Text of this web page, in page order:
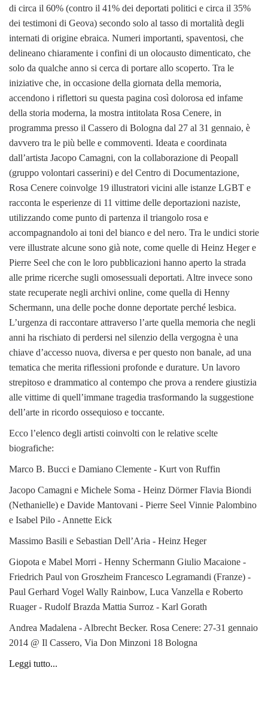
di circa il 60% (contro il 41% dei deportati politici e circa il 35%
dei testimoni di Geova) secondo solo al tasso di mortalità degli
internati di origine ebraica. Numeri importanti, spaventosi, che
delineano chiaramente i confini di un olocausto dimenticato, che
solo da qualche anno si cerca di portare allo scoperto. Tra le
iniziative che, in occasione della giornata della memoria,
accendono i riflettori su questa pagina così dolorosa ed infame
della storia moderna, la mostra intitolata Rosa Cenere, in
programma presso il Cassero di Bologna dal 27 al 31 gennaio, è
davvero tra le più belle e commoventi. Ideata e coordinata
dall’artista Jacopo Camagni, con la collaborazione di Peopall
(gruppo volontari casserini) e del Centro di Documentazione,
Rosa Cenere coinvolge 19 illustratori vicini alle istanze LGBT e
racconta le esperienze di 11 vittime delle deportazioni naziste,
utilizzando come punto di partenza il triangolo rosa e
accompagnandolo ai toni del bianco e del nero. Tra le undici storie
vere illustrate alcune sono già note, come quelle di Heinz Heger e
Pierre Seel che con le loro pubblicazioni hanno aperto la strada
alle prime ricerche sugli omosessuali deportati. Altre invece sono
state recuperate negli archivi online, come quella di Henny
Schermann, una delle poche donne deportate perché lesbica.
L’urgenza di raccontare attraverso l’arte quella memoria che negli
anni ha rischiato di perdersi nel silenzio della vergogna è una
chiave d’accesso nuova, diversa e per questo non banale, ad una
tematica che merita riflessioni profonde e durature. Un lavoro
strepitoso e drammatico al contempo che prova a rendere giustizia
alle vittime di quell’immane tragedia trasformando la suggestione
dell’arte in ricordo ossequioso e toccante.
Ecco l’elenco degli artisti coinvolti con le relative scelte
biografiche:
Marco B. Bucci e Damiano Clemente - Kurt von Ruffin
Jacopo Camagni e Michele Soma - Heinz Dörmer Flavia Biondi
(Nethanielle) e Davide Mantovani - Pierre Seel Vinnie Palombino
e Isabel Pilo - Annette Eick
Massimo Basili e Sebastian Dell’Aria - Heinz Heger
Giopota e Mabel Morri - Henny Schermann Giulio Macaione -
Friedrich Paul von Groszheim Francesco Legramandi (Franze) -
Paul Gerhard Vogel Wally Rainbow, Luca Vanzella e Roberto
Ruager - Rudolf Brazda Mattia Surroz - Karl Gorath
Andrea Madalena - Albrecht Becker. Rosa Cenere: 27-31 gennaio
2014 @ Il Cassero, Via Don Minzoni 18 Bologna
Leggi tutto...